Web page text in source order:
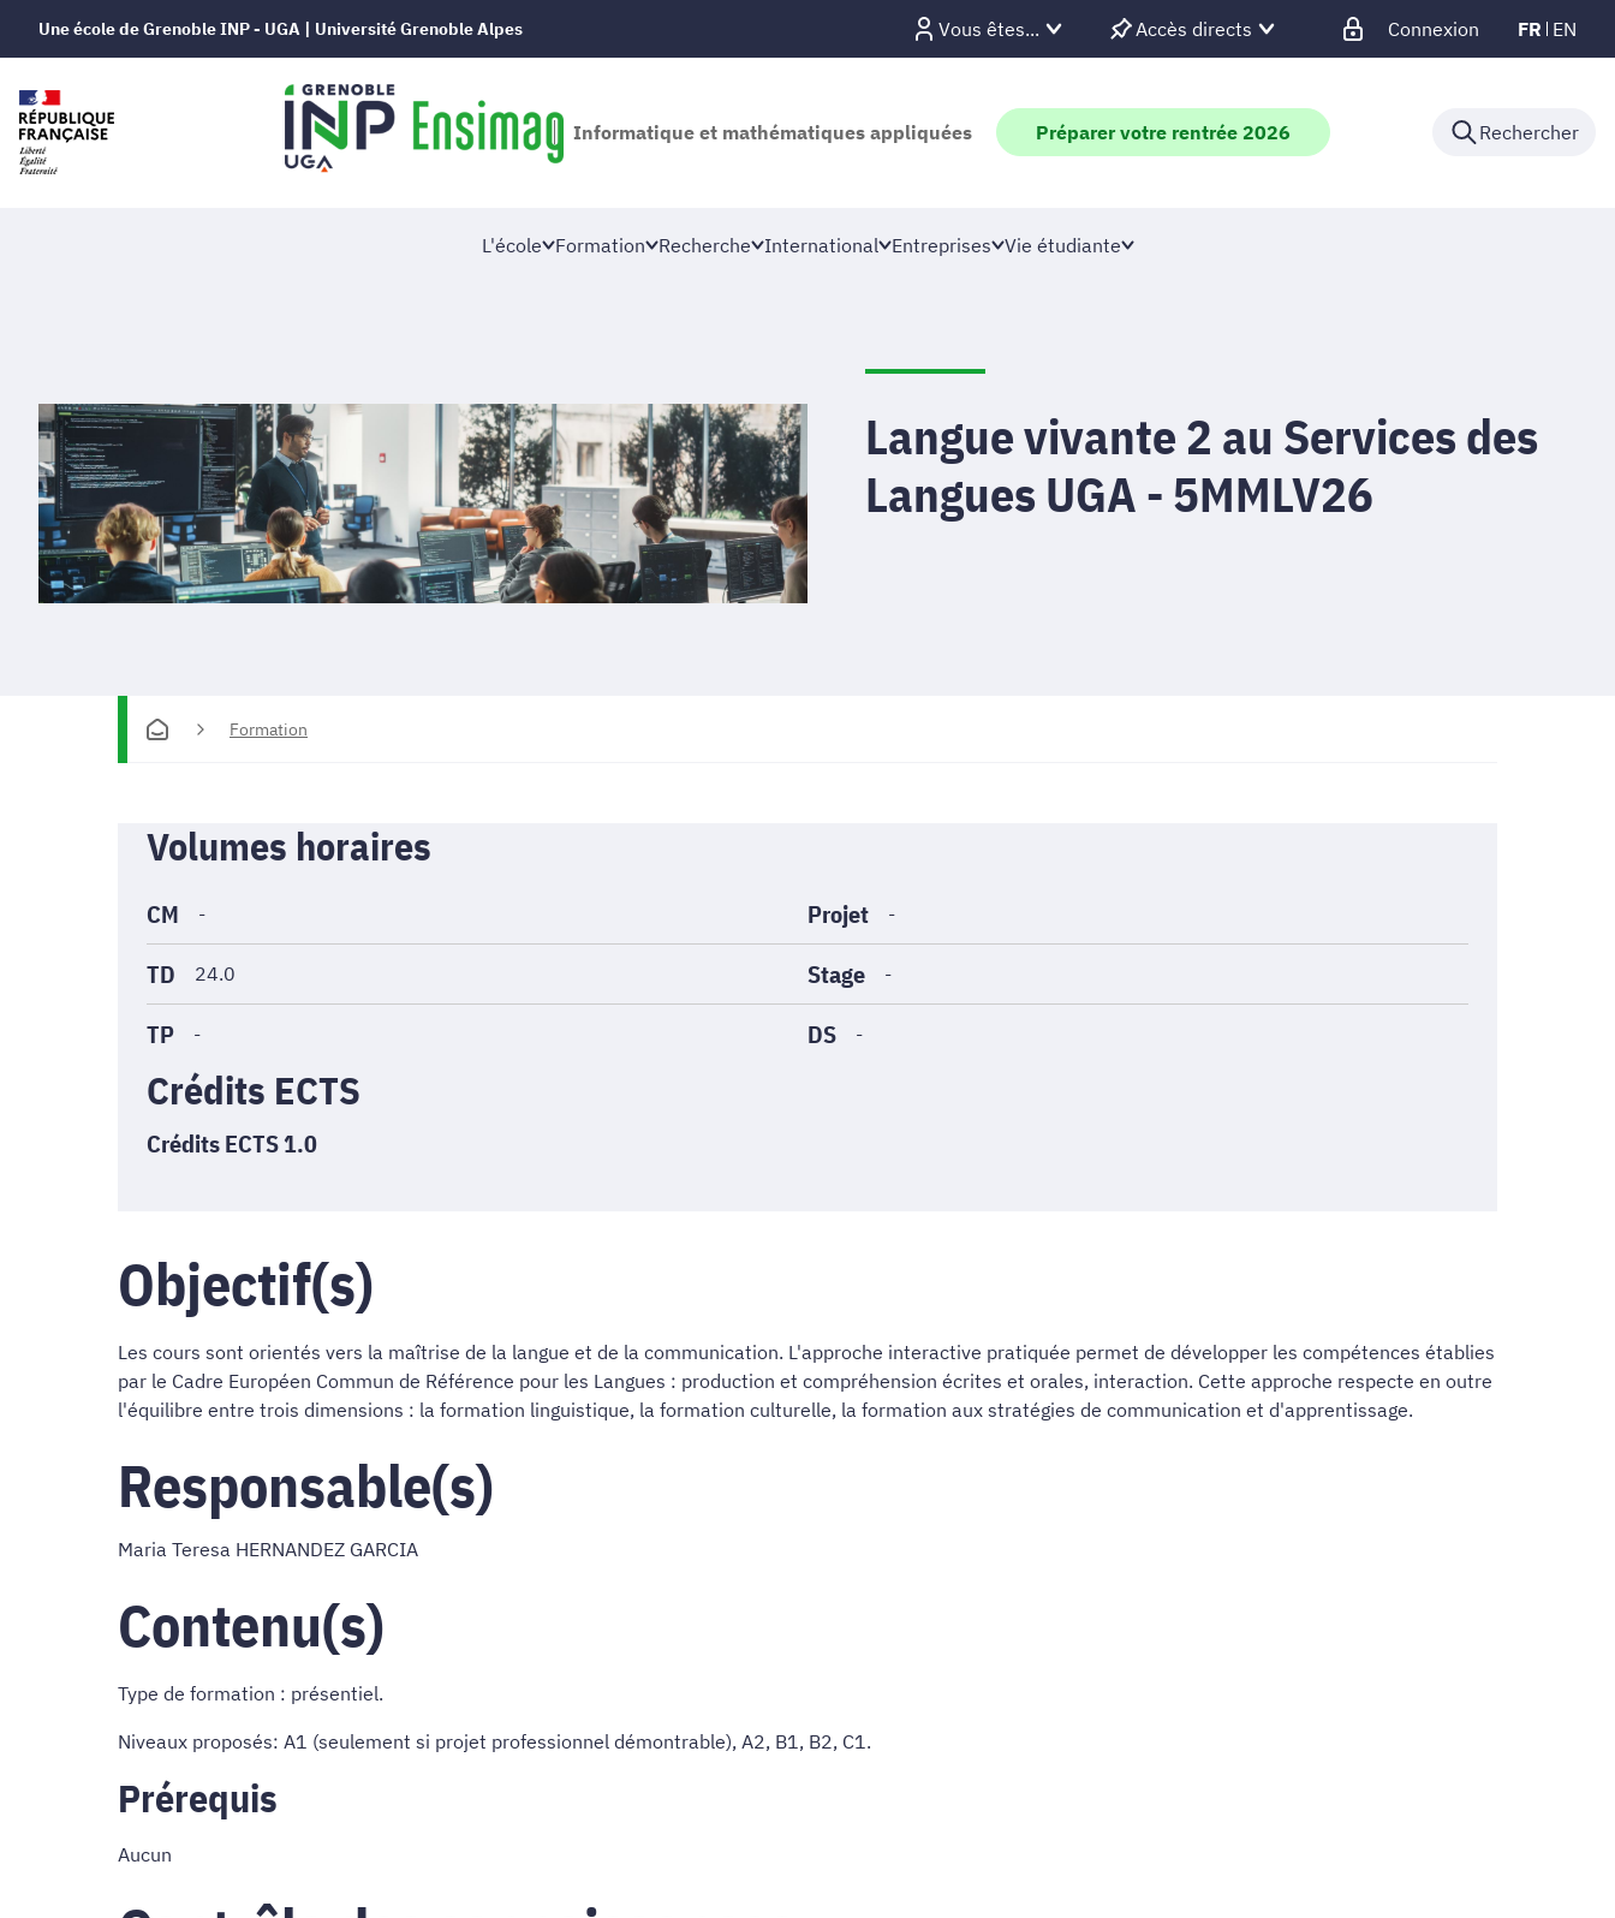
Une école de Grenoble INP - UGA | Université Grenoble Alpes Vous êtes... Accès directs Connexion FR EN
Informatique et mathématiques appliquées Préparer votre rentrée 2026 Rechercher
L'école Formation Recherche International Entreprises Vie étudiante
Langue vivante 2 au Services des
Langues UGA - 5MMLV26
Formation
Informations
générales
Volumes horaires
CM - Projet -
TD 24.0 Stage -
TP - DS -
Crédits ECTS
Crédits ECTS 1.0
Objectif(s)
Les cours sont orientés vers la maîtrise de la langue et de la communication. L'approche interactive pratiquée permet de développer les compétences établies
par le Cadre Européen Commun de Référence pour les Langues : production et compréhension écrites et orales, interaction. Cette approche respecte en outre
l'équilibre entre trois dimensions : la formation linguistique, la formation culturelle, la formation aux stratégies de communication et d'apprentissage.
Responsable(s)
Maria Teresa HERNANDEZ GARCIA
Contenu(s)
Type de formation : présentiel.
Niveaux proposés: A1 (seulement si projet professionnel démontrable), A2, B1, B2, C1.
Prérequis
Aucun